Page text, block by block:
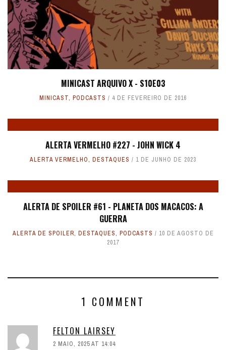
MINICAST ARQUIVO X - S10E03
MINICAST, PODCASTS 4 DE FEVEREIRO DE 2016
ALERTA VERMELHO #227 - JOHN WICK 4
ALERTA VERMELHO, DESTAQUES 1 DE JUNHO DE 2023
ALERTA DE SPOILER #61 - PLANETA DOS MACACOS: A
GUERRA
ALERTA DE SPOILER, DESTAQUES, PODCASTS
10 DE AGOSTO DE
2017
1 COMMENT
FELTON LAIRSEY
2 MAIO, 2025 AT 14:04